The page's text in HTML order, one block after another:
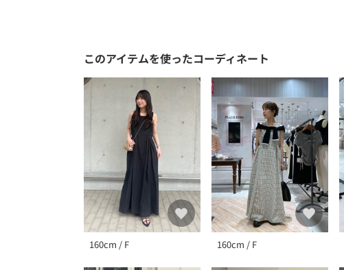
このアイテムを使ったコーディネート
160cm / F 160cm / F